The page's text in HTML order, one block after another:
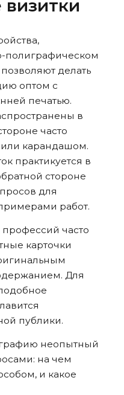
полиграфическом
делать
оптом с
печатью.
в
часто
или карандашом.
практикуется в
стороне
для
работ.
часто
карточки
Для
публики.
неопытный
на чем
и какое